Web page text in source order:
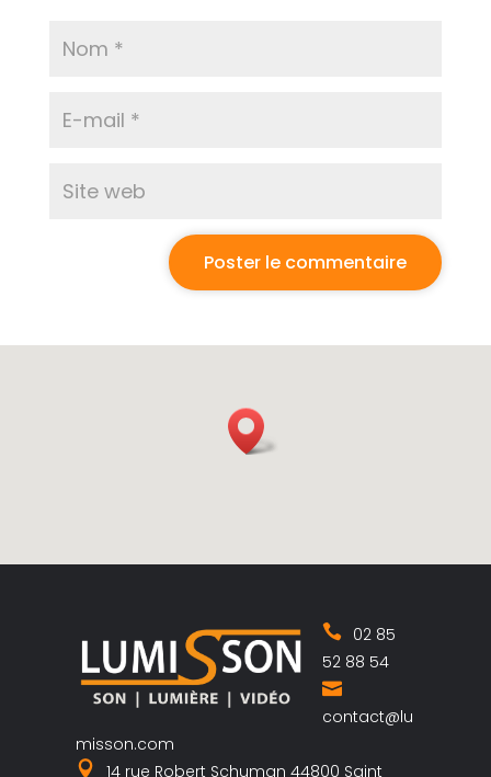
02 85
52 88 54
contact@lu
misson.com
14 rue Robert Schuman 44800 Saint